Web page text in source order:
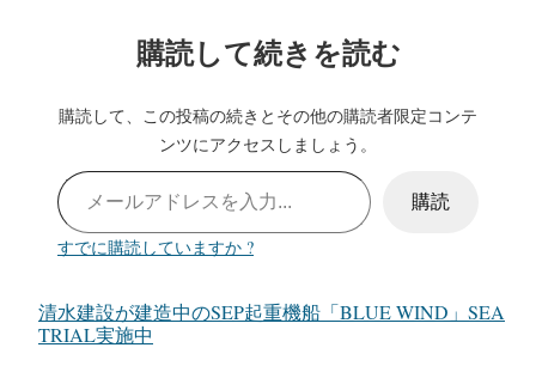
購読して続きを読む
購読して、この投稿の続きとその他の購読者限定コンテ
ンツにアクセスしましょう。
メールアドレスを入力…
購読
すでに購読していますか ?
清水建設が建造中のSEP起重機船「BLUE WIND」SEA
TRIAL実施中